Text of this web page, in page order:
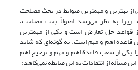
از بهترین و مهمترین ضوابط در بحث مصلحت
به نظر می‌رسد اصولاً بحث مصلحت،
قواعد حل تعارض است و یکی از مهمترین
قاعدة اهم و مهم است. به گونه‌ای که شاید
یکی از شعب قاعدة اهم و مهم و ترجیح اهم
مسأله از انتقادات به این ضابطه نمی‌کاهد: